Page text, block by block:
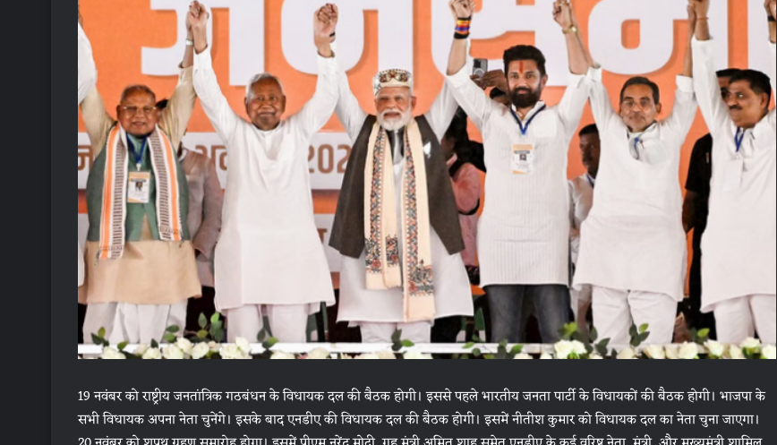
19 नवंबर को राष्ट्रीय जनतांत्रिक गठबंधन के विधायक दल की बैठक होगी। इससे पहले भारतीय जनता पार्टी के विधायकों की बैठक होगी। भाजपा के
सभी विधायक अपना नेता चुनेंगे। इसके बाद एनडीए की विधायक दल की बैठक होगी। इसमें नीतीश कुमार को विधायक दल का नेता चुना जाएगा।